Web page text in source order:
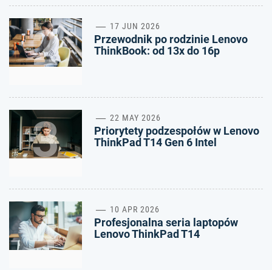
2 17 JUN 2026
Przewodnik po rodzinie Lenovo
ThinkBook: od 13x do 16p
3 22 MAY 2026
Priorytety podzespołów w Lenovo
ThinkPad T14 Gen 6 Intel
4 10 APR 2026
Profesjonalna seria laptopów
Lenovo ThinkPad T14